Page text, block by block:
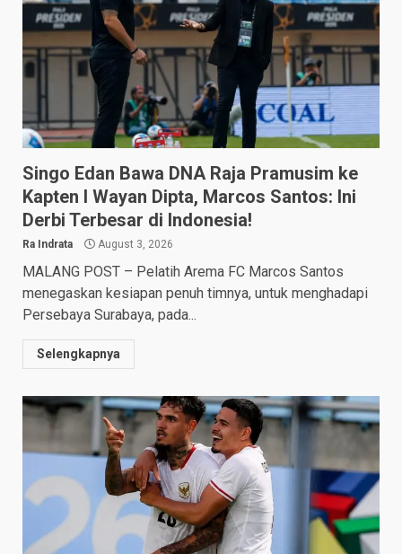
Singo Edan Bawa DNA Raja Pramusim ke
Kapten I Wayan Dipta, Marcos Santos: Ini
Derbi Terbesar di Indonesia!
Ra Indrata August 3, 2026
MALANG POST – Pelatih Arema FC Marcos Santos
menegaskan kesiapan penuh timnya, untuk menghadapi
Persebaya Surabaya, pada...
Selengkapnya